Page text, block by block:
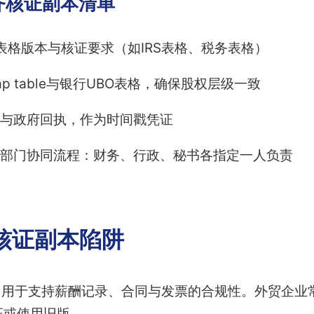
版本与核证要求（如IRS表格、税务表格）
table与银行UBO表格，确保股权层级一致
政府回执，作为时间戳凭证
门协同流程：财务、行政、秘书各指定一人负责
证副本陷阱
于支持薪酬记录、合同与发票的合规性。外贸企业